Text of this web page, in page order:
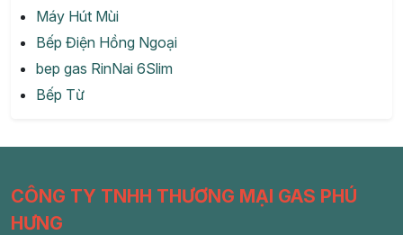
Máy Hút Mùi
Bếp Điện Hồng Ngoại
bep gas RinNai 6Slim
Bếp Từ
CÔNG TY TNHH THƯƠNG MẠI GAS PHÚ
HƯNG